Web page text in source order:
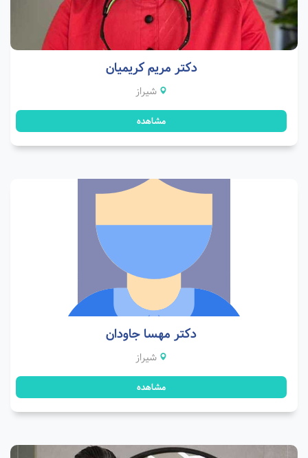
دکتر مریم کریمیان
شیراز
مشاهده
دکتر مهسا جاودان
شیراز
مشاهده